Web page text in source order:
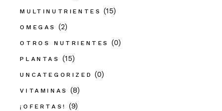
MULTINUTRIENTES (15)
OMEGAS (2)
OTROS NUTRIENTES (0)
PLANTAS (15)
UNCATEGORIZED (0)
VITAMINAS (8)
¡OFERTAS! (9)